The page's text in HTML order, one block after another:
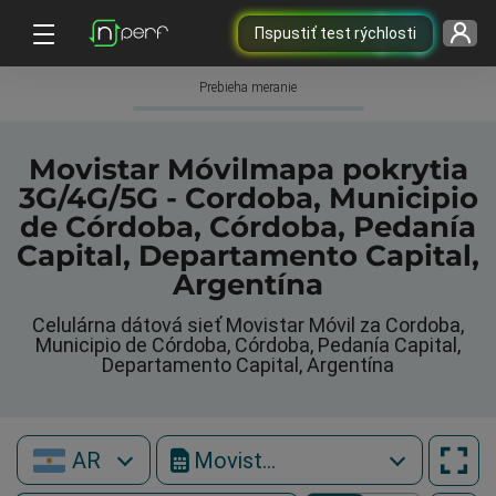
Пspustiť test rýchlosti
Prebieha meranie
Movistar Móvilmapa pokrytia
3G/4G/5G - Cordoba, Municipio
de Córdoba, Córdoba, Pedanía
Capital, Departamento Capital,
Argentína
Celulárna dátová sieť Movistar Móvil za Cordoba,
Municipio de Córdoba, Córdoba, Pedanía Capital,
Departamento Capital, Argentína
AR Movistar Móvil